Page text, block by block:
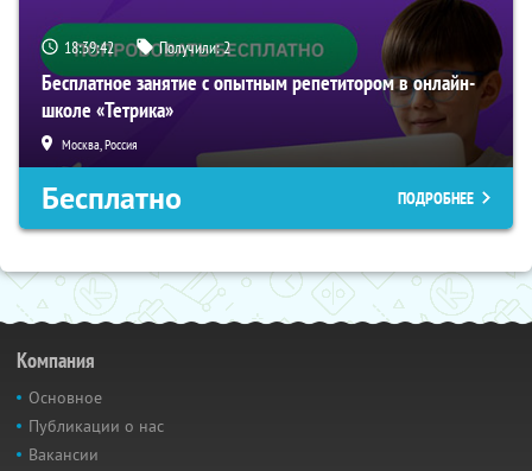
18:39:41 Получили:2
Бесплатное занятие с опытным репетитором в онлайн-
школе «Тетрика»
Москва, Россия
Бесплатно ПОДРОБНЕЕ
Компания
Основное
Публикации о нас
Вакансии